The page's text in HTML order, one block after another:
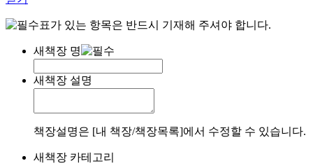
표가 있는 항목은 반드시 기재해 주셔야 합니다.
새책장 명
새책장 설명
책장설명은 [내 책장/책장목록]에서 수정할 수 있습니다.
새책장 카테고리